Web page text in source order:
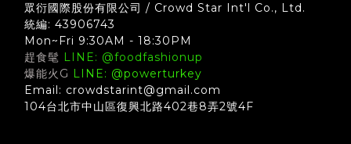
眾衍國際股份有限公司 / Crowd Star Int'l Co., Ltd.
統編: 43906743
Mon~Fri 9:30AM - 18:30PM
趕食髦 LINE: @foodfashionup
爆能火G LINE: @powerturkey
Email: crowdstarint@gmail.com
104台北市中山區復興北路402巷8弄2號4F